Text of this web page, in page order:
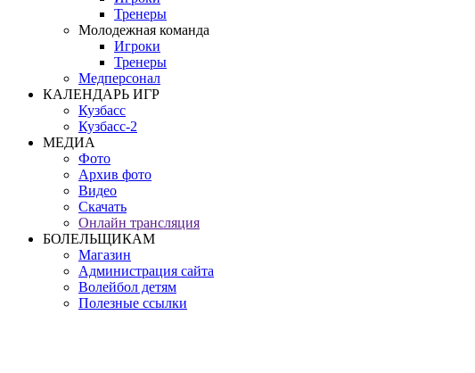
Тренеры
Молодежная команда
Игроки
Тренеры
Медперсонал
КАЛЕНДАРЬ ИГР
Кузбасс
Кузбасс-2
МЕДИА
Фото
Архив фото
Видео
Скачать
Онлайн трансляция
БОЛЕЛЬЩИКАМ
Магазин
Администрация сайта
Волейбол детям
Полезные ссылки